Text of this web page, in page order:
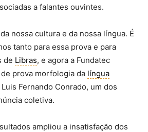
a falantes ouvintes.
nossa cultura e da nossa língua. É
tanto para essa prova e para
de Libras, e agora a Fundatec
prova morfologia da língua
Luis Fernando Conrado, um dos
coletiva.
ampliou a insatisfação dos